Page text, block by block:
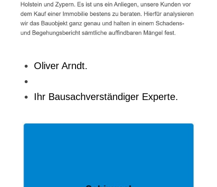
Oliver Arndt.
Ihr Bausachverständiger Experte.